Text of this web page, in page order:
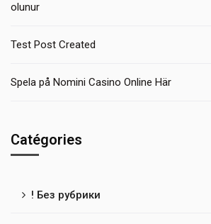
olunur
Test Post Created
Spela på Nomini Casino Online Här
Catégories
! Без рубрики